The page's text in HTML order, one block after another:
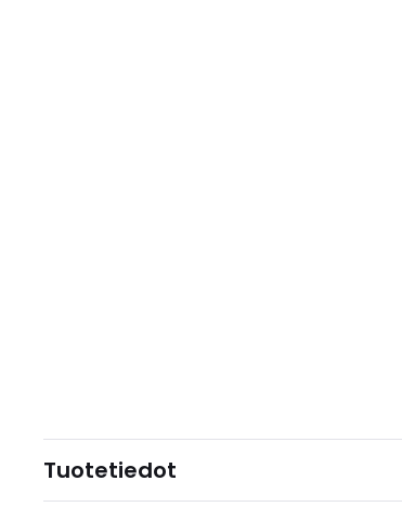
Tuotetiedot